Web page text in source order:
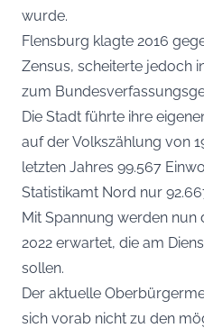
wurde.
Flensburg klagte 2016
Zensus, scheiterte jedoch
zum
Die Stadt führte ihre
auf der Volkszählung von
letzten Jahres 99.567
Statistikamt Nord nur
Mit Spannung werden nun
2022 erwartet, die am
sollen.
Der aktuelle
sich vorab nicht zu den